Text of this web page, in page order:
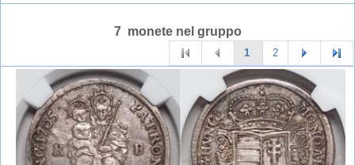
7 monete nel gruppo
1 2